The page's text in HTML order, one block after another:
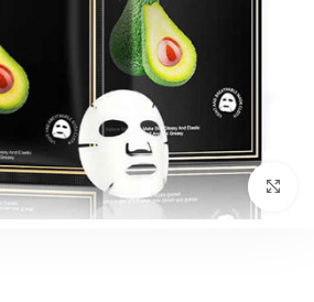
بزرگنمایی تصویر